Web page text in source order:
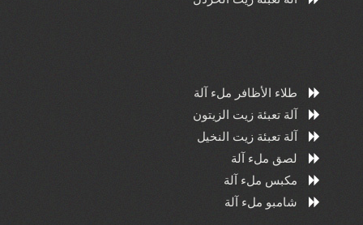
طلاء الأظافر ملء آلة
آلة تعبئة زيت الزيتون
آلة تعبئة زيت النخيل
لصق ملء آلة
مكبس ملء آلة
شامبو ملء آلة